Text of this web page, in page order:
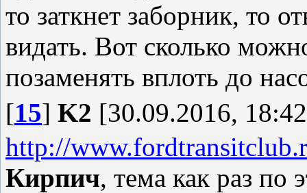
то заткнет заборник, то
видать. Вот сколько
позаменять вплоть до
[15] K2 [30.09.2016,
http://
Кирпич, тема как раз